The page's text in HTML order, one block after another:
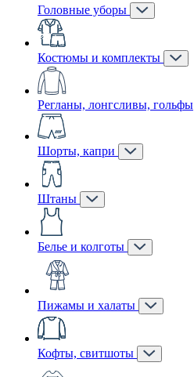
Головные уборы
Костюмы и комплекты
Регланы, лонгсливы, гольфы
Шорты, капри
Штаны
Белье и колготы
Пижамы и халаты
Кофты, свитшоты